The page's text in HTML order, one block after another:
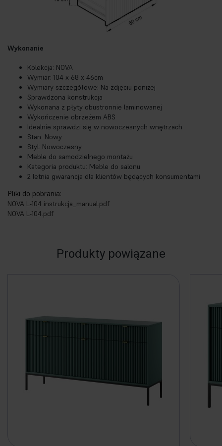
Wykonanie
Kolekcja: NOVA
Wymiar: 104 x 68 x 46cm
Wymiary szczegółowe: Na zdjęciu poniżej
Sprawdzona konstrukcja
Wykonana z płyty obustronnie laminowanej
Wykończenie obrzeżem ABS
Idealnie sprawdzi się w nowoczesnych wnętrzach
Stan: Nowy
Styl: Nowoczesny
Meble do samodzielnego montażu
Kategoria produktu: Meble do salonu
2 letnia gwarancja dla klientów będących konsumentami
Pliki do pobrania:
NOVA L-104 instrukcja_manual.pdf
NOVA L-104.pdf
Produkty powiązane